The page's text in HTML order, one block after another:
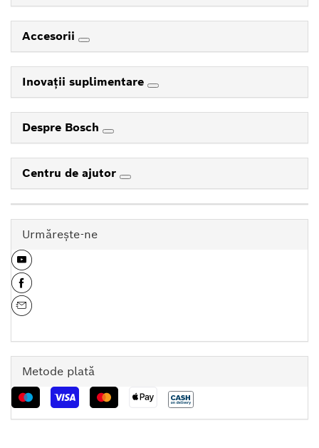
Accesorii
Inovaţii suplimentare
Despre Bosch
Centru de ajutor
Urmăreşte-ne
Metode plată